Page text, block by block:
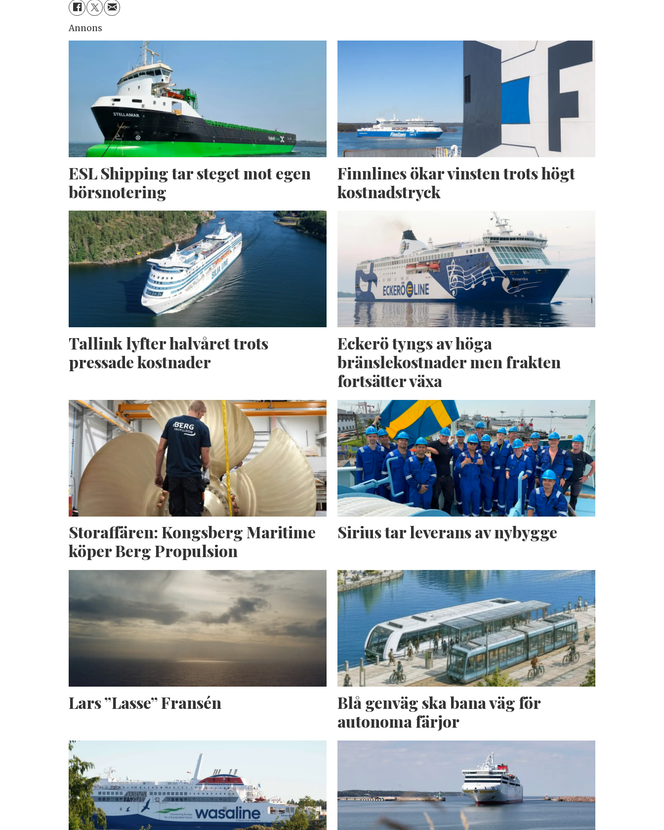
Annons
ESL Shipping tar steget mot egen
börsnotering
Finnlines ökar vinsten trots högt
kostnadstryck
Tallink lyfter halvåret trots
pressade kostnader
Eckerö tyngs av höga
bränslekostnader men frakten
fortsätter växa
Storaffären: Kongsberg Maritime
köper Berg Propulsion
Sirius tar leverans av nybygge
Lars ”Lasse” Fransén
Blå genväg ska bana väg för
autonoma färjor